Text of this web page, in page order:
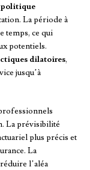
politique
La période à
temps, ce qui
potentiels.
dilatoires,
jusqu’à
La prévisibilité
plus précis et
La
l’aléa